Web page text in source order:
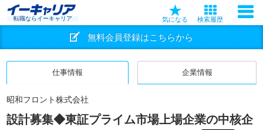
転職ならイーキャリア 気になる 検索履歴
無料会員登録はこちらから
仕事情報 企業情報
昭和フロント株式会社
設計募集◆東証プライム市場上場企業の中核企